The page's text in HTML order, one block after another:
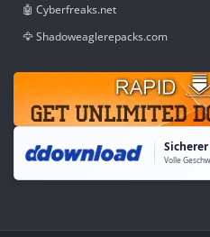
🤖 Cyberfreaks.net
🦅 Shadoweaglerepacks.com
Sicherer